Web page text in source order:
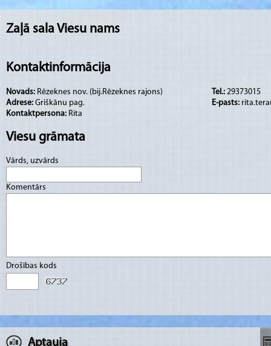
Zaļā sala Viesu nams
Kontaktinformācija
Novads: Rēzeknes nov. (bij.Rēzeknes rajons)
Adrese: Griškānu pag.
Kontaktpersona: Rita
Tel.: 29373015
E-pasts:
Viesu grāmata
Vārds, uzvārds
Komentārs
Drošības kods
Aptauja